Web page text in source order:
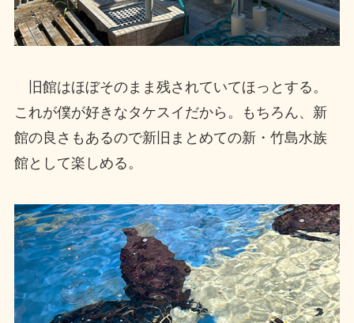
旧館はほぼそのまま残されていてほっとする。
これが僕が好きなタケスイだから。もちろん、新
館の良さもあるので新旧まとめての新・竹島水族
館として楽しめる。